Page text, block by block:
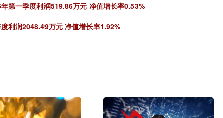
第一季度利润519.86万元 净值增长率0.53%
利润2048.49万元 净值增长率1.92%